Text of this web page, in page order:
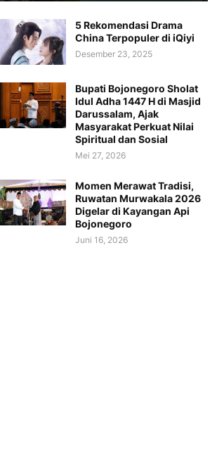
5 Rekomendasi Drama
China Terpopuler di iQiyi
Desember 23, 2025
Bupati Bojonegoro Sholat
Idul Adha 1447 H di Masjid
Darussalam, Ajak
Masyarakat Perkuat Nilai
Spiritual dan Sosial
Mei 27, 2026
Momen Merawat Tradisi,
Ruwatan Murwakala 2026
Digelar di Kayangan Api
Bojonegoro
Juni 16, 2026